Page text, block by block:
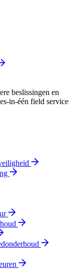
beslissingen en
in-één field service